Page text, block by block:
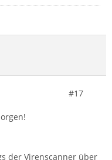
#17
der Virenscanner über